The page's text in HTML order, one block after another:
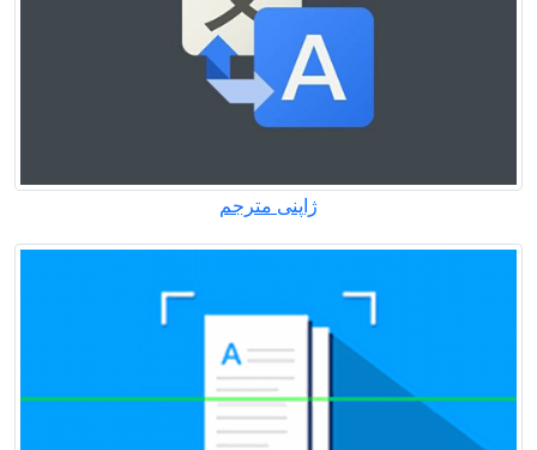
ژاپنی مترجم